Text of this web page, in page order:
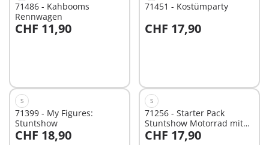
71486 - Kahbooms
Rennwagen
CHF 11,90
71451 - Kostümparty
CHF 17,90
S
71399 - My Figures:
Stuntshow
CHF 18,90
S
71256 - Starter Pack
Stuntshow Motorrad mit
Feuerwand
CHF 17,90